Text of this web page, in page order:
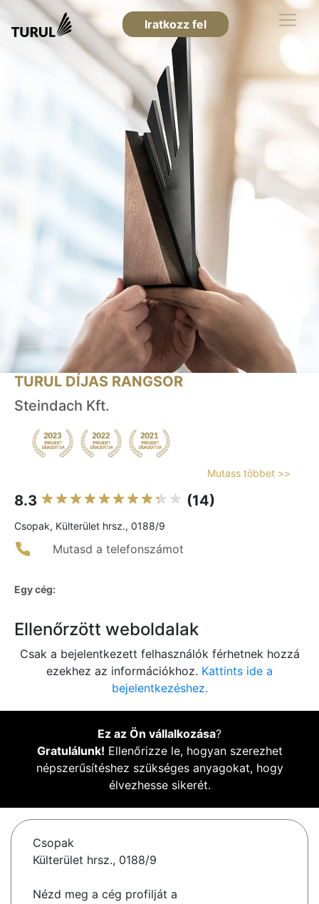
Iratkozz fel
TURUL DÍJAS RANGSOR
Steindach Kft.
Mutass többet >>
8.3 (14)
Csopak, Külterület hrsz., 0188/9
Mutasd a telefonszámot
Egy cég:
Ellenőrzött weboldalak
Csak a bejelentkezett felhasználók férhetnek hozzá
ezekhez az információkhoz. Kattints ide a
bejelentkezéshez.
Ez az Ön vállalkozása?
Gratulálunk! Ellenőrizze le, hogyan szerezhet
népszerűsítéshez szükséges anyagokat, hogy
élvezhesse sikerét.
Csopak
Külterület hrsz., 0188/9
Nézd meg a cég profilját a